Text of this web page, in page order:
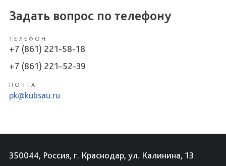
Задать вопрос по телефону
ТЕЛЕФОН
+7 (861) 221-58-18
+7 (861) 221–52-39
ПОЧТА
pk@kubsau.ru
350044, Россия, г. Краснодар, ул. Калинина, 13